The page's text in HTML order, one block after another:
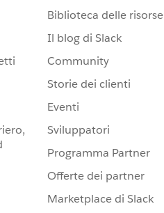
Biblioteca delle risorse
Il blog di Slack
Community
Storie dei clienti
Eventi
Sviluppatori
Programma Partner
Offerte dei partner
Marketplace di Slack